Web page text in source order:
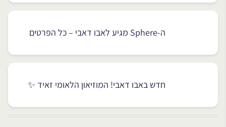
ה-Sphere מגיע לאבו דאבי – כל הפרטים
חדש באבו דאבי! המוזיאון הלאומי זאיד ✨